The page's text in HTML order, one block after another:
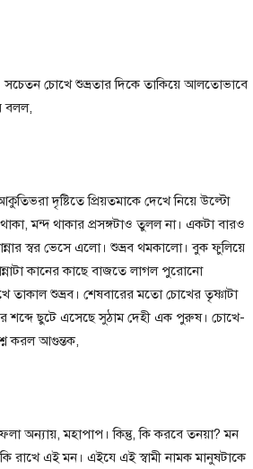
সচেতন চোখে শুভ্রতার দিকে তাকিয়ে আলতোভাবে
বলল,
দৃষ্টিতে প্রিয়তমাকে দেখে নিয়ে উল্টো
মন্দ থাকার প্রসঙ্গটাও তুলল না। একটা বারও
স্বর ভেসে এলো। শুভ্রব থমকালো। বুক ফুলিয়ে
কানের কাছে বাজতে লাগল পুরোনো
শুভ্রব। শেষবারের মতো চোখের তৃষ্ণাটা
শব্দে ছুটে এসেছে সুঠাম দেহী এক পুরুষ। চোখে-
করল আগুন্তক,
অন্যায়, মহাপাপ। কিন্তু, কি করবে তনয়া? মন
রাখে এই মন। এইযে এই স্বামী নামক মানুষটাকে